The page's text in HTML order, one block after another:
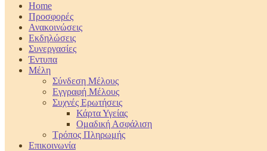
Home
Προσφορές
Ανακοινώσεις
Εκδηλώσεις
Συνεργασίες
Έντυπα
Μέλη
Σύνδεση Μέλους
Εγγραφή Μέλους
Συχνές Ερωτήσεις
Κάρτα Υγείας
Ομαδική Ασφάλιση
Τρόπος Πληρωμής
Επικοινωνία